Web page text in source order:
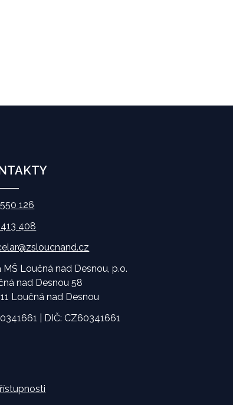
126
408
MŠ Loučná nad Desnou, p.o.
nad Desnou 58
Loučná nad Desnou
| DIČ: CZ60341661